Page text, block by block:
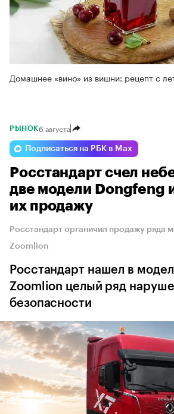
Домашнее «вино» из вишни: рецепт с
РЫНОК6 августа
Подписаться на РБК в Max
Росстандарт счел
две модели Dongfeng
их продажу
Росстандарт органичил продажу ряда
Zoomlion
Росстандарт нашел в
Zoomlion целый ряд
безопасности